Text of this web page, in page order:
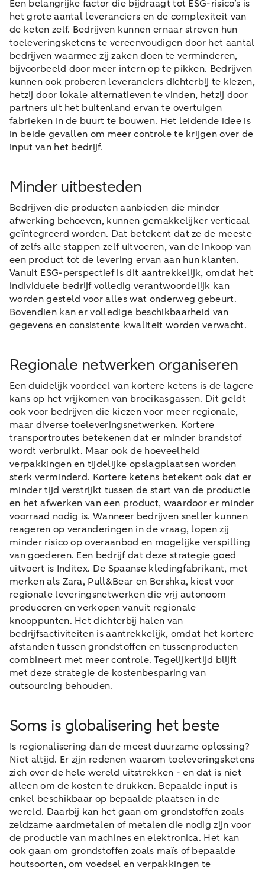
Een belangrijke factor die bijdraagt tot ESG-risico’s is
het grote aantal leveranciers en de complexiteit van
de keten zelf. Bedrijven kunnen ernaar streven hun
toeleveringsketens te vereenvoudigen door het aantal
bedrijven waarmee zij zaken doen te verminderen,
bijvoorbeeld door meer intern op te pikken. Bedrijven
kunnen ook proberen leveranciers dichterbij te kiezen,
hetzij door lokale alternatieven te vinden, hetzij door
partners uit het buitenland ervan te overtuigen
fabrieken in de buurt te bouwen. Het leidende idee is
in beide gevallen om meer controle te krijgen over de
input van het bedrijf.
Minder uitbesteden
Bedrijven die producten aanbieden die minder
afwerking behoeven, kunnen gemakkelijker verticaal
geïntegreerd worden. Dat betekent dat ze de meeste
of zelfs alle stappen zelf uitvoeren, van de inkoop van
een product tot de levering ervan aan hun klanten.
Vanuit ESG-perspectief is dit aantrekkelijk, omdat het
individuele bedrijf volledig verantwoordelijk kan
worden gesteld voor alles wat onderweg gebeurt.
Bovendien kan er volledige beschikbaarheid van
gegevens en consistente kwaliteit worden verwacht.
Regionale netwerken organiseren
Een duidelijk voordeel van kortere ketens is de lagere
kans op het vrijkomen van broeikasgassen. Dit geldt
ook voor bedrijven die kiezen voor meer regionale,
maar diverse toeleveringsnetwerken. Kortere
transportroutes betekenen dat er minder brandstof
wordt verbruikt. Maar ook de hoeveelheid
verpakkingen en tijdelijke opslagplaatsen worden
sterk verminderd. Kortere ketens betekent ook dat er
minder tijd verstrijkt tussen de start van de productie
en het afwerken van een product, waardoor er minder
voorraad nodig is. Wanneer bedrijven sneller kunnen
reageren op veranderingen in de vraag, lopen zij
minder risico op overaanbod en mogelijke verspilling
van goederen. Een bedrijf dat deze strategie goed
uitvoert is Inditex. De Spaanse kledingfabrikant, met
merken als Zara, Pull&Bear en Bershka, kiest voor
regionale leveringsnetwerken die vrij autonoom
produceren en verkopen vanuit regionale
knooppunten. Het dichterbij halen van
bedrijfsactiviteiten is aantrekkelijk, omdat het kortere
afstanden tussen grondstoffen en tussenproducten
combineert met meer controle. Tegelijkertijd blijft
met deze strategie de kostenbesparing van
outsourcing behouden.
Soms is globalisering het beste
Is regionalisering dan de meest duurzame oplossing?
Niet altijd. Er zijn redenen waarom toeleveringsketens
zich over de hele wereld uitstrekken - en dat is niet
alleen om de kosten te drukken. Bepaalde input is
enkel beschikbaar op bepaalde plaatsen in de
wereld. Daarbij kan het gaan om grondstoffen zoals
zeldzame aardmetalen of metalen die nodig zijn voor
de productie van machines en elektronica. Het kan
ook gaan om grondstoffen zoals maïs of bepaalde
houtsoorten, om voedsel en verpakkingen te